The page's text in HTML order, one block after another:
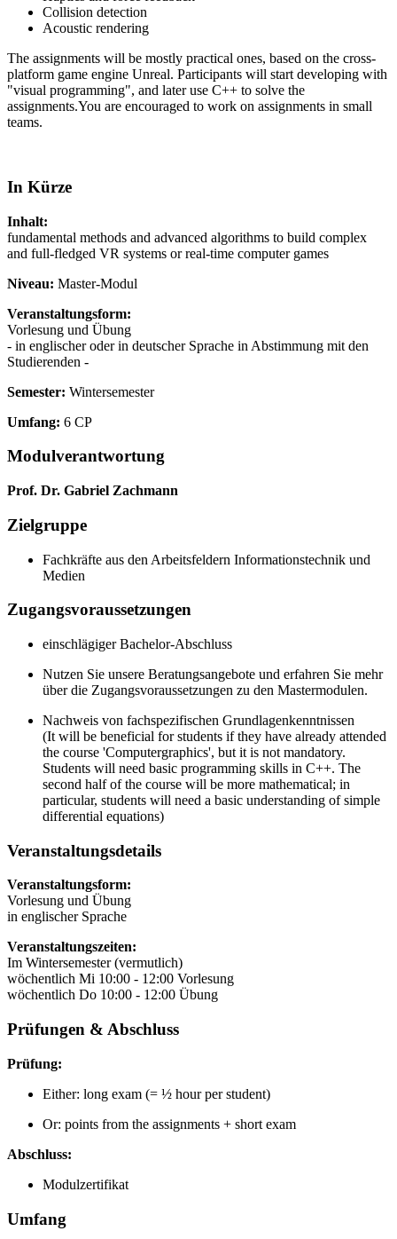
Collision detection
Acoustic rendering
The assignments will be mostly practical ones, based on the cross-
platform game engine Unreal. Participants will start developing with
"visual programming", and later use C++ to solve the
assignments.You are encouraged to work on assignments in small
teams.
In Kürze
Inhalt:
fundamental methods and advanced algorithms to build complex
and full-fledged VR systems or real-time computer games
Niveau: Master-Modul
Veranstaltungsform:
Vorlesung und Übung
- in englischer oder in deutscher Sprache in Abstimmung mit den
Studierenden -
Semester: Wintersemester
Umfang: 6 CP
Modulverantwortung
Prof. Dr. Gabriel Zachmann
Zielgruppe
Fachkräfte aus den Arbeitsfeldern Informationstechnik und
Medien
Zugangsvoraussetzungen
einschlägiger Bachelor-Abschluss
Nutzen Sie unsere Beratungsangebote und erfahren Sie mehr
über die Zugangsvoraussetzungen zu den Mastermodulen.
Nachweis von fachspezifischen Grundlagenkenntnissen
(It will be beneficial for students if they have already attended
the course 'Computergraphics', but it is not mandatory.
Students will need basic programming skills in C++. The
second half of the course will be more mathematical; in
particular, students will need a basic understanding of simple
differential equations)
Veranstaltungsdetails
Veranstaltungsform:
Vorlesung und Übung
in englischer Sprache
Veranstaltungszeiten:
Im Wintersemester (vermutlich)
wöchentlich Mi 10:00 - 12:00 Vorlesung
wöchentlich Do 10:00 - 12:00 Übung
Prüfungen & Abschluss
Prüfung:
Either: long exam (= ½ hour per student)
Or: points from the assignments + short exam
Abschluss:
Modulzertifikat
Umfang